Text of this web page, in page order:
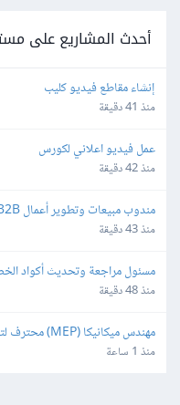
أحدث المشاريع على
إنشاء مقاطع فيديو كليب
منذ 41 دقيقة
عمل فيديو اعلاني لكورس
منذ 42 دقيقة
مندوب مبيعات وتطوير أعمال B2B للعمل مع وكالة تقنية وذكاء اصطناعي
منذ 43 دقيقة
مسئول مراجعة وتحديث أكواد
منذ 48 دقيقة
مهندس ميكانيكا (MEP) محترف لتصميم أنظمة السباكة والتكييف – مشروع فيلا
منذ 1 ساعة